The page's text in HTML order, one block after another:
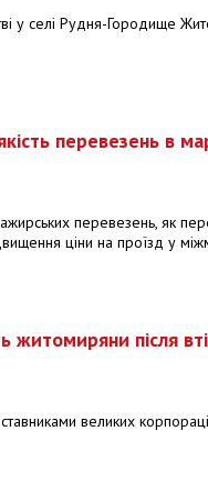
у селі Рудня-Городище
перевезень в
перевезень, як
ціни на проїзд у
після
великих